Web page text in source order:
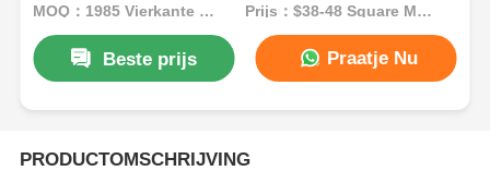
MOQ：1985 Vierkante meter Prijs：$38-48 Square Meters
Beste prijs Praatje Nu
PRODUCTOMSCHRIJVING